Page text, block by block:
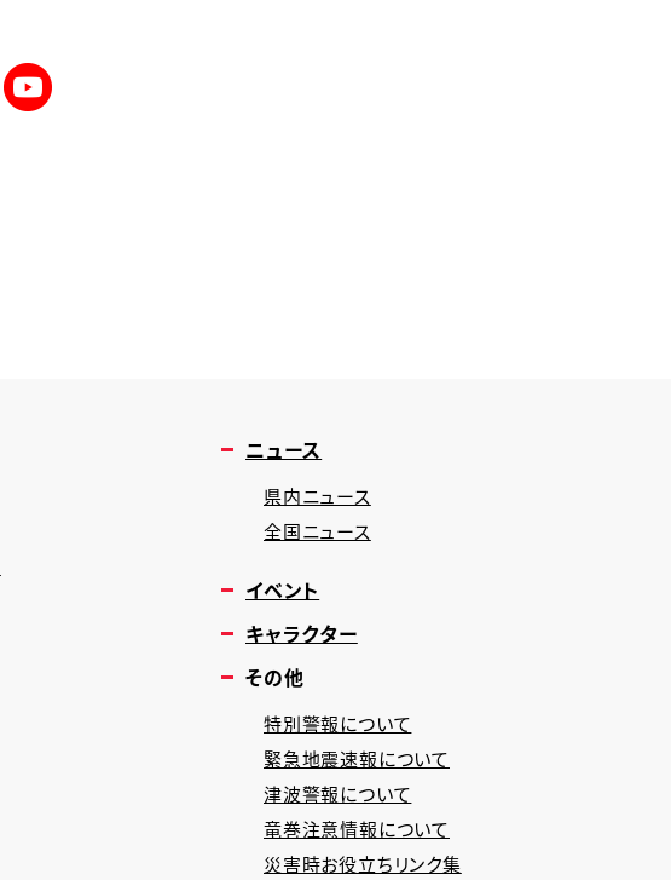
ニュース
県内ニュース
全国ニュース
イベント
キャラクター
その他
特別警報について
緊急地震速報について
津波警報について
竜巻注意情報について
災害時お役立ちリンク集